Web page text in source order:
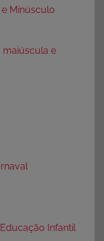
Minúsculo
e
Infantil